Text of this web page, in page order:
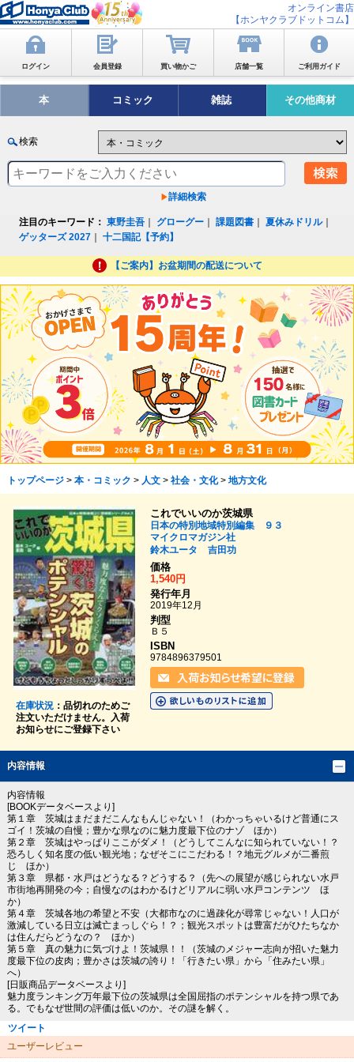
オンライン書店
【ホンヤクラブドットコム】
ログイン 会員登録 買い物かご 店舗一覧 ご利用ガイド
本 コミック 雑誌 その他商材
検索
詳細検索
注目のキーワード： 東野圭吾 グローグー ｜課題図書 ｜夏休みドリル｜
ゲッターズ 2027 ｜十二国記【予約】
【ご案内】お盆期間の配送について
トップページ> 本・コミック > 人文> 社会・文化> 地方文化
在庫状況：品切れのためご
注文いただけません。入荷
お知らせにご登録下さい
これでいいのか茨城県
日本の特別地域特別編集 ９３
マイクロマガジン社
鈴木ユータ
吉田功
価格
1,540円
発行年月
2019年12月
判型
Ｂ５
ISBN
9784896379501
内容情報
内容情報
[BOOKデータベースより]
第１章 茨城はまだまだこんなもんじゃない！（わかっちゃいるけど普通にス
ゴイ！茨城の自慢；豊かな県なのに魅力度最下位のナゾ ほか）
第２章 茨城はやっぱりここがダメ！（どうしてこんなに知られていない！？
恐ろしく知名度の低い観光地；なぜそこにこだわる！？地元グルメが二番煎
じ ほか）
第３章 県都・水戸はどうなる？どうする？（先への展望が感じられない水戸
市街地再開発の今；自慢なのはわかるけどリアルに弱い水戸コンテンツ ほ
か）
第４章 茨城各地の希望と不安（大都市なのに過疎化が尋常じゃない！人口が
激減している日立は滅亡まっしぐら！？；観光スポットは豊富だがひたちなか
は住んだらどうなの？ ほか）
第５章 真の魅力に気づけよ！茨城県！！（茨城のメジャー志向が招いた魅力
度最下位の皮肉；豊かさは茨城の誇り！「行きたい県」から「住みたい県」
へ）
[日販商品データベースより]
魅力度ランキング万年最下位の茨城県は全国屈指のポテンシャルを持つ県であ
る。でもなぜ世間の評価は低いのか。その謎を解く。
ツイート
ユーザーレビュー